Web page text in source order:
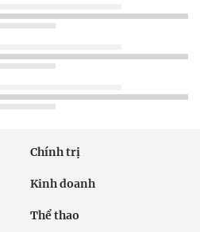
Chính trị
Kinh doanh
Thể thao